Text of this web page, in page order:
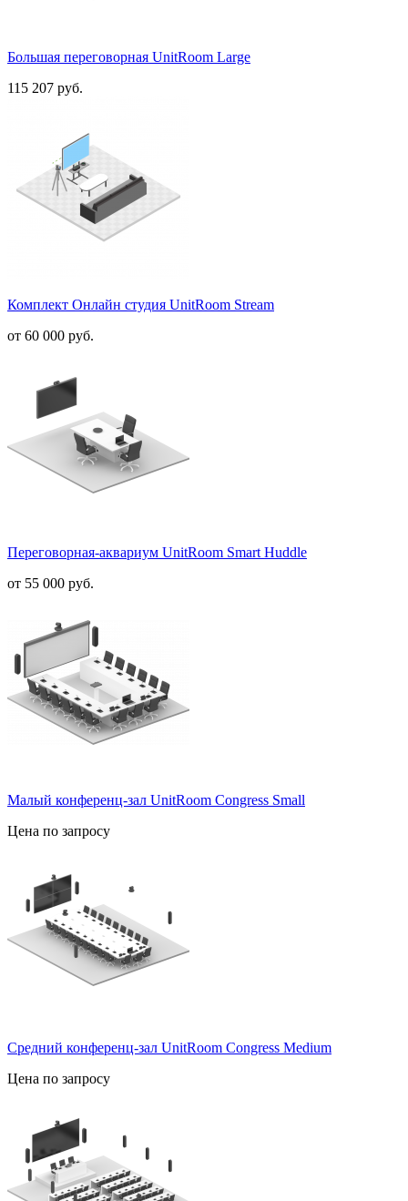
Большая переговорная UnitRoom Large
115 207 руб.
Комплект Онлайн студия UnitRoom Stream
от 60 000 руб.
Переговорная-аквариум UnitRoom Smart Huddle
от 55 000 руб.
Малый конференц-зал UnitRoom Congress Small
Цена по запросу
Средний конференц-зал UnitRoom Congress Medium
Цена по запросу